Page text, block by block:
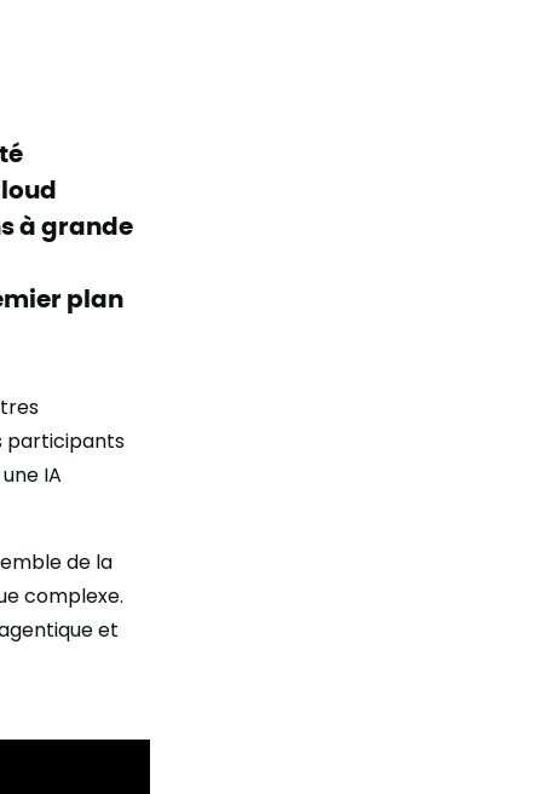
à grande
plan
participants
IA
de la
complexe.
et